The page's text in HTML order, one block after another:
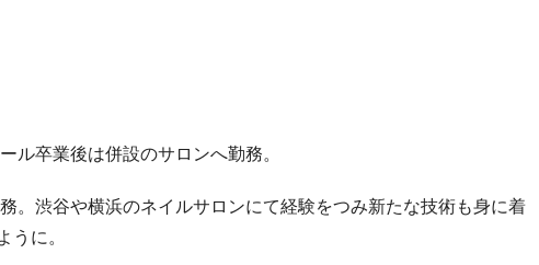
ル卒業後は併設のサロンへ勤務。
。渋谷や横浜のネイルサロンにて経験をつみ新たな技術も身に着
に。